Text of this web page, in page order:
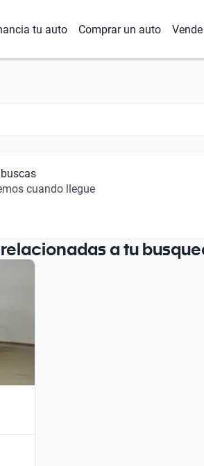
tu auto Comprar un auto
cuando llegue
a tu